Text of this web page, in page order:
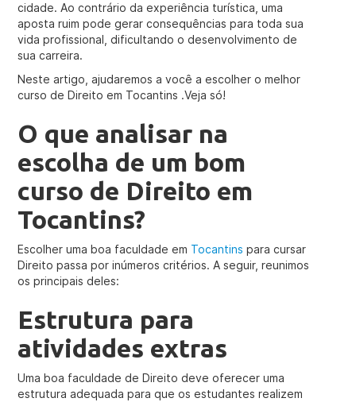
cidade. Ao contrário da experiência turística, uma
aposta ruim pode gerar consequências para toda sua
vida profissional, dificultando o desenvolvimento de
sua carreira.
Neste artigo, ajudaremos a você a escolher o melhor
curso de Direito em Tocantins .Veja só!
O que analisar na
escolha de um bom
curso de Direito em
Tocantins?
Escolher uma boa faculdade em Tocantins para cursar
Direito passa por inúmeros critérios. A seguir, reunimos
os principais deles:
Estrutura para
atividades extras
Uma boa faculdade de Direito deve oferecer uma
estrutura adequada para que os estudantes realizem